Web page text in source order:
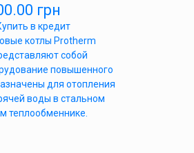
грн
в кредит
котлы Protherm
собой
повышенного
для отопления
воды в стальном
теплообменнике.